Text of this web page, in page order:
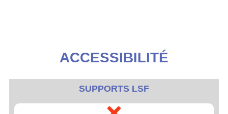
ACCESSIBILITÉ
SUPPORTS LSF